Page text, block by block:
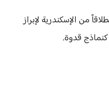
من الإسكندرية لإبراز
قدوة.